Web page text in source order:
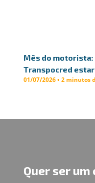
Mês do motorista:
Transpocred
01/07/2026 • 2 minutos
Quer ser um